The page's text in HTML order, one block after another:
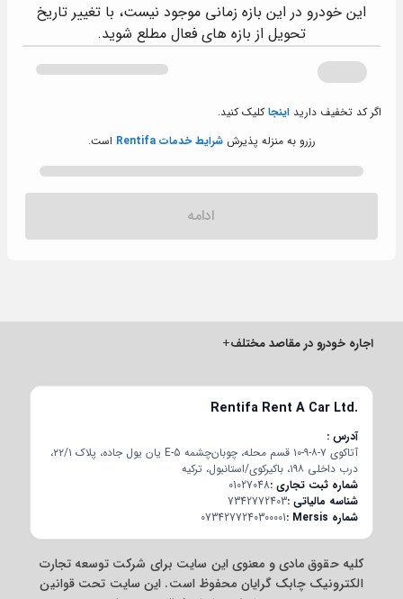
این خودرو در این بازه زمانی موجود نیست، با تغییر تاریخ
تحویل از بازه های فعال مطلع شوید.
اگر کد تخفیف دارید اینجاکلیک کنید.
رزرو به منزله پذیرششرایط خدمات Rentifa است.
ادامه
اجاره خودرو در مقاصد مختلف+
Rentifa Rent A Car Ltd.
آدرس
آتاکوی ۷-۸-۹-۱۰ قسم محله، چوبان‌چشمه E-5 یان یول جاده، پلاک ۲۲/۱،
درب داخلی ۱۹۸، باکیرکوی/استانبول، ترکیه
شماره ثبت تجاری01027048
شناسه مالیاتی7342772403
شماره Mersis
0734277240300001
کلیه حقوق مادی و معنوی این سایت برای شرکت توسعه تجارت
الکترونیک چابک گرایان محفوظ است. این سایت تحت قوانین